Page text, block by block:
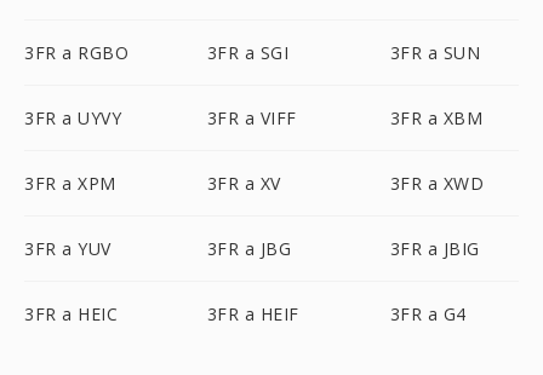
3FR a RGBO 3FR a SGI 3FR a SUN
3FR a UYVY 3FR a VIFF 3FR a XBM
3FR a XPM 3FR a XV 3FR a XWD
3FR a YUV 3FR a JBG 3FR a JBIG
3FR a HEIC 3FR a HEIF 3FR a G4